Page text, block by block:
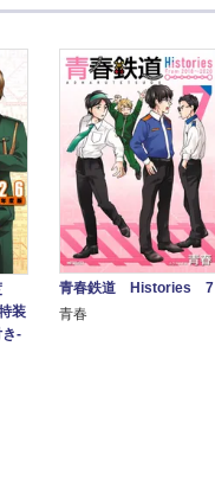
装
‐
青春鉄道 Histories 7
青春